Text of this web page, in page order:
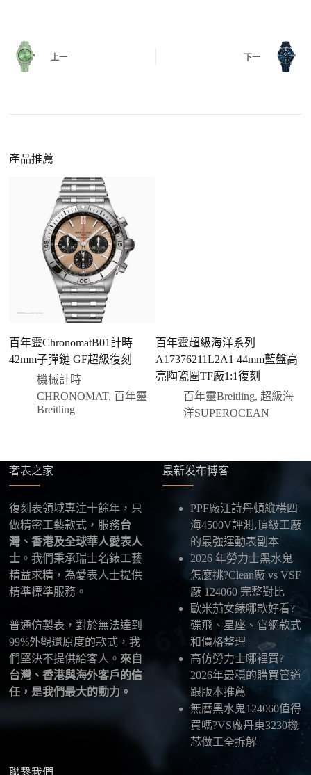
給您確認，確定沒有問題後才會安排出貨。
請先透過網站上的聯繫方式與我們取得聯繫，將您感
們會先幫您確認版本與實際價格。
二、確認款式與價格
客服會與您確認品牌、尺寸、顏色、配件等細節，如
有現貨會直接幫您預留；若需要排單，我們也會事先
說明大約出貨時間。
三、安排付款方式
您可以選擇先付少量訂金預留貨品，餘款在出貨
前或收到實拍照片後再支付；也可以一次性全額
付款，我們會在原有價格基礎上盡量幫您爭取更
優惠的方案。部分地區可協助安排較安全的到付
方式，具體以當下說明為準。
四、填寫收件資料與出貨
確認款式與付款後，把收件人姓名、地址及聯絡方式
五、海外寄送說明
本店支援寄送至香港、澳門、台灣、欧美以及其他海
外地區，運費會依照目的地與物流方案另行報價，客
服在出貨前會跟您確認清楚。
最後：喜歡就別拖太久，有些熱門款現貨數量有
限，早一步確認，就能早一點戴上喜歡的腕錶。
：以原裝價格的十分之一即可享受相
同外觀與佩戴質感。
合日常通勤與旅行佩戴。
上一 下一
產品推薦
百年靈ChronomatB01計時
42mm子彈鏈 GF超級復刻
機械計時
CHRONOMAT, 百年靈
Breitling
百年靈超級海洋系列
A17376211L2A1 44mm藍盤高
亮陶瓷圈TF廠1:1復刻
百年靈Breitling, 超級海
洋SUPEROCEAN
奢表之家
復刻表領域專注十餘年，只
做精密工藝款式，服務台
灣、香港及全球華人愛表人
士 。我們秉承瑞士名錶工藝
精益求精，為愛表人士提供
精準標準服務。
普通仿製表，對於無法達到
99%外觀還原度的款式，我
們堅決不提供給客人。 來自
台灣、香港與海外客戶的信
任，是我們最大的動力。
最新发布博客
PPF廠江詩丹頓縱橫四
海4500V評測,頂級工廠
的最強運動表副本
2026 年勞力士黑水鬼
怎麼挑?Clean廠 vs VSF
廠 124060 完整對比
歐米茄女錶哪款好看?
碟飛、星座、官網款式
和價格整理
高仿勞力士哪裡買?
2026年最穩的購買管道
跟版本推薦
無曆黑水鬼124060值得
買嗎?VS廠丹東3230機
芯做工全拆解
聯繫我們